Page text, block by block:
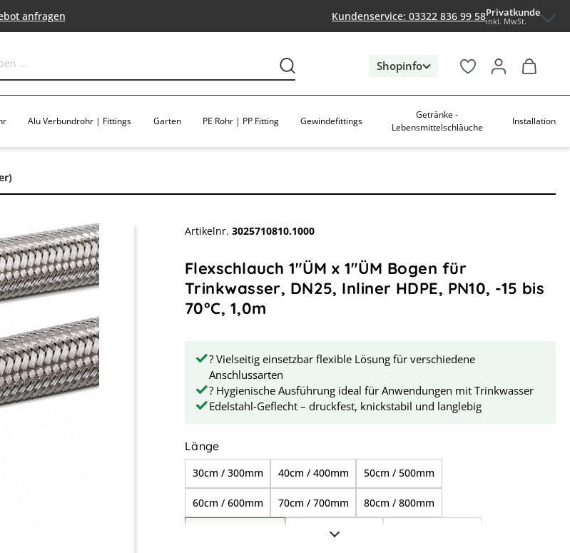
anfragen Kundenservice: 03322 836 99 58Privatkunde
inkl. MwSt.
Shopinfo
Alu Verbundrohr | Fittings Garten PE Rohr | PP Fitting Gewindefittings
Getränke -
Lebensmittelschläuche
Installation
Artikelnr. 3025710810.1000
Flexschlauch 1"ÜM x 1"ÜM Bogen für
Trinkwasser, DN25, Inliner HDPE, PN10, -15 bis
70°C, 1,0m
? Vielseitig einsetzbar flexible Lösung für verschiedene
Anschlussarten
? Hygienische Ausführung ideal für Anwendungen mit Trinkwasser
Edelstahl-Geflecht – druckfest, knickstabil und langlebig
Längeauswählen
30cm / 300mm 40cm / 400mm 50cm / 500mm
60cm / 600mm 70cm / 700mm 80cm / 800mm
1,50m / 1.500mm